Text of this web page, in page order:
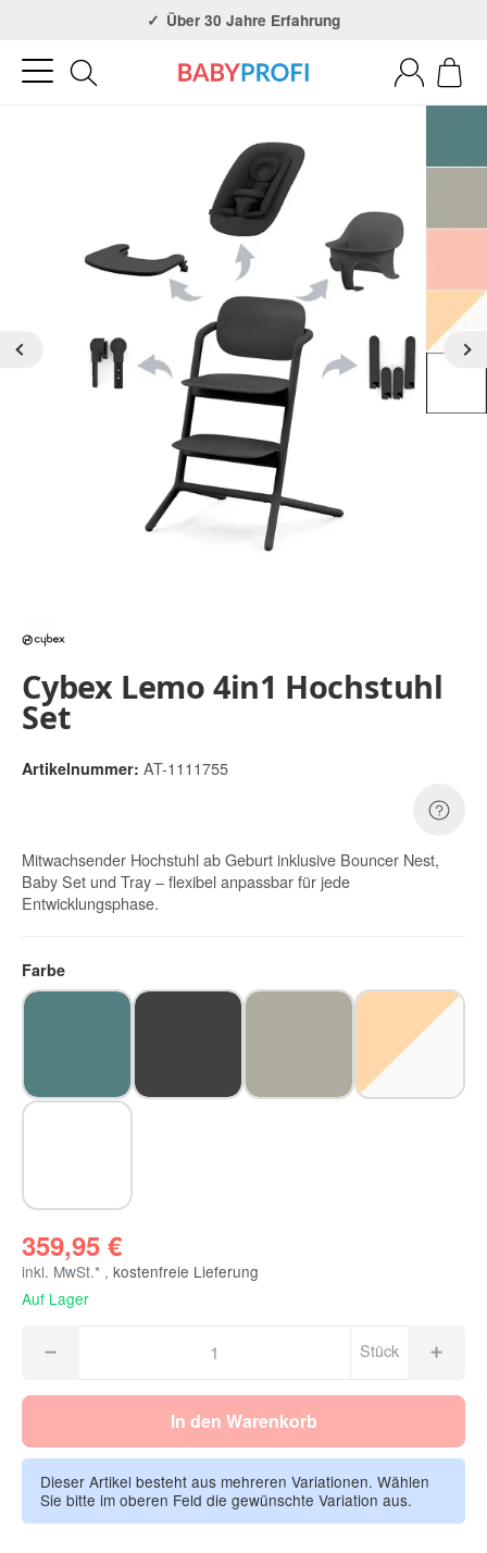
Über 30 Jahre Erfahrung 3x in NRW
Cybex Lemo 4in1 Hochstuhl
Set
Artikelnummer: AT-1111755
Mitwachsender Hochstuhl ab Geburt inklusive Bouncer Nest,
Baby Set und Tray – flexibel anpassbar für jede
Entwicklungsphase.
Farbe
Stone Blue Stunning Black Suede Grey Sand White
All White
359,95 €
inkl. MwSt.* , kostenfreie Lieferung
Auf Lager
Stück
In den Warenkorb
Dieser Artikel besteht aus mehreren Variationen. Wählen
Sie bitte im oberen Feld die gewünschte Variation aus.